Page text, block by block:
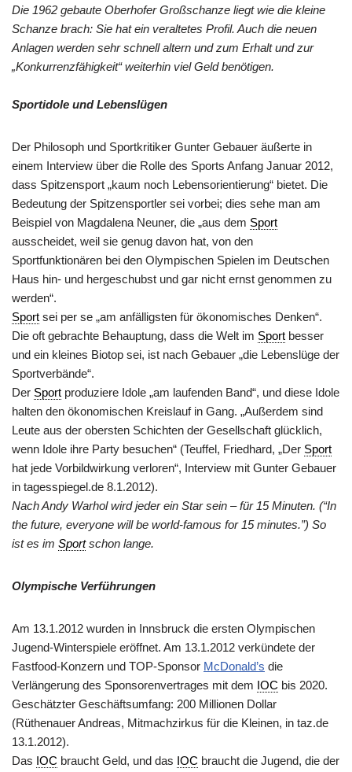
Die 1962 gebaute Oberhofer Großschanze liegt wie die kleine
Schanze brach: Sie hat ein veraltetes Profil. Auch die neuen
Anlagen werden sehr schnell altern und zum Erhalt und zur
„Konkurrenzfähigkeit“ weiterhin viel Geld benötigen.
Sportidole und Lebenslügen
Der Philosoph und Sportkritiker Gunter Gebauer äußerte in
einem Interview über die Rolle des Sports Anfang Januar 2012,
dass Spitzensport „kaum noch Lebensorientierung“ bietet. Die
Bedeutung der Spitzensportler sei vorbei; dies sehe man am
Beispiel von Magdalena Neuner, die „aus dem Sport
ausscheidet, weil sie genug davon hat, von den
Sportfunktionären bei den Olympischen Spielen im Deutschen
Haus hin- und hergeschubst und gar nicht ernst genommen zu
werden“.
Sport sei per se „am anfälligsten für ökonomisches Denken“.
Die oft gebrachte Behauptung, dass die Welt im Sport besser
und ein kleines Biotop sei, ist nach Gebauer „die Lebenslüge der
Sportverbände“.
Der Sport produziere Idole „am laufenden Band“, und diese Idole
halten den ökonomischen Kreislauf in Gang. „Außerdem sind
Leute aus der obersten Schichten der Gesellschaft glücklich,
wenn Idole ihre Party besuchen“ (Teuffel, Friedhard, „Der Sport
hat jede Vorbildwirkung verloren“, Interview mit Gunter Gebauer
in tagesspiegel.de 8.1.2012).
Nach Andy Warhol wird jeder ein Star sein – für 15 Minuten. (“In
the future, everyone will be world-famous for 15 minutes.”) So
ist es im Sportschon lange.
Olympische Verführungen
Am 13.1.2012 wurden in Innsbruck die ersten Olympischen
Jugend-Winterspiele eröffnet. Am 13.1.2012 verkündete der
Fastfood-Konzern und TOP-Sponsor McDonald’s die
Verlängerung des Sponsorenvertrages mit dem IOC bis 2020.
Geschätzter Geschäftsumfang: 200 Millionen Dollar
(Rüthenauer Andreas, Mitmachzirkus für die Kleinen, in taz.de
13.1.2012).
Das IOC braucht Geld, und das IOC braucht die Jugend, die der